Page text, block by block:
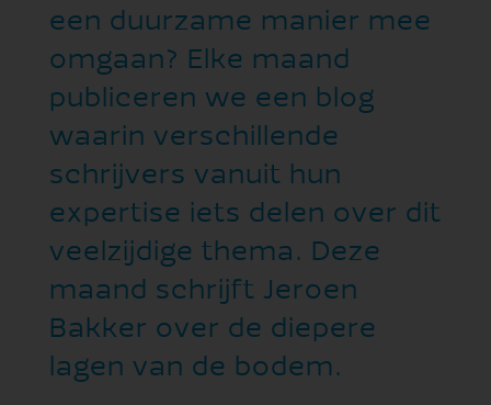
een duurzame manier mee
omgaan? Elke maand
publiceren we een blog
waarin verschillende
schrijvers vanuit hun
expertise iets delen over dit
veelzijdige thema. Deze
maand schrijft Jeroen
Bakker over de diepere
lagen van de bodem.